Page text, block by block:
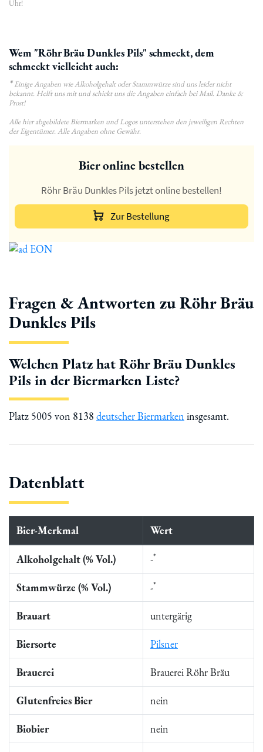
Uhr!
Wem "Röhr Bräu Dunkles Pils" schmeckt, dem
schmeckt vielleicht auch:
*Einige Angaben wie Alkoholgehalt oder Stammwürze sind uns leider nicht
bekannt. Helft uns mit und schickt uns die Angaben einfach bei Mail. Danke &
Prost!
Alle hier abgebildete Biermarken und Logos unterstehen den jeweiligen Rechten
der Eigentümer. Alle Angaben ohne Gewähr.
Bier online bestellen
Röhr Bräu Dunkles Pils jetzt online bestellen!
Zur Bestellung
Fragen & Antworten zu Röhr Bräu
Dunkles Pils
Welchen Platz hat Röhr Bräu Dunkles
Pils in der Biermarken Liste?
Platz 5005 von 8138 deutscher Biermarken insgesamt.
Datenblatt
Bier-Merkmal Wert
Alkoholgehalt (% Vol.) -*
Stammwürze (% Vol.) -*
Brauart untergärig
Biersorte Pilsner
Brauerei Brauerei Röhr Bräu
Glutenfreies Bier nein
Biobier nein